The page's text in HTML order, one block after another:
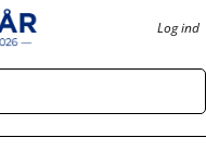
Log ind